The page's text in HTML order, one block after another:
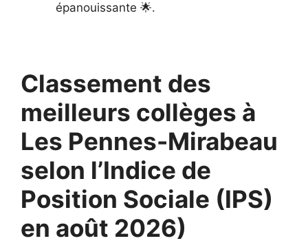
épanouissante 🌟.
Classement des
meilleurs collèges à
Les Pennes-Mirabeau
selon l’Indice de
Position Sociale (IPS)
en août 2026)